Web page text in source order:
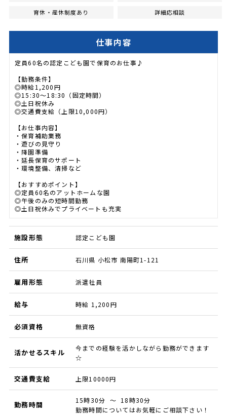
育休・産休制度あり 詳細応相談
仕事内容
定員60名の認定こども園で保育のお仕事♪
【勤務条件】
◎時給1,200円
◎15:30～18:30（固定時間）
◎土日祝休み
◎交通費支給（上限10,000円）
【お仕事内容】
・保育補助業務
・遊びの見守り
・降園準備
・延長保育のサポート
・環境整備、清掃など
【おすすめポイント】
◎定員60名のアットホームな園
◎午後のみの短時間勤務
◎土日祝休みでプライベートも充実
施設形態 認定こども園
住所 石川県 小松市 南陽町1-121
雇用形態 派遣社員
給与 時給 1,200円
必須資格 無資格
活かせるスキル
今までの経験を活かしながら勤務ができます
☆
交通費支給 上限10000円
勤務時間
15時30分 ～ 18時30分
勤務時間についてはお気軽にご相談下さい！